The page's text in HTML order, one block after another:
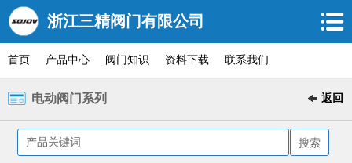
浙江三精阀门有限公司
首页 产品中心 阀门知识 资料下载 联系我们
电动阀门系列 返回